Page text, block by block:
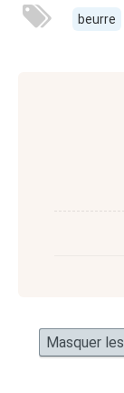
beurre
Masquer